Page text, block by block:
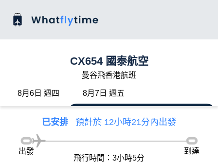
CX654 國泰航空
曼谷飛香港航班
8月6日 週四 8月7日 週五
已安排 預計於 12小時21分內出發
出發
飛行時間：3小時5分
到達